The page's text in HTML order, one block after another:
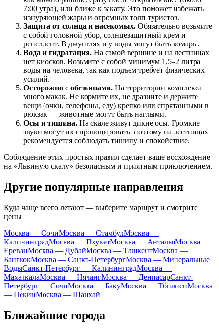
7:00 утра), или ближе к закату. Это поможет избежать
изнуряющей жары и огромных толп туристов.
Защита от солнца и насекомых. Обязательно возьмите
с собой головной убор, солнцезащитный крем и
репеллент. В джунглях и у воды могут быть комары.
Вода и гидратация. На самой вершине и на лестницах
нет киосков. Возьмите с собой минимум 1,5–2 литра
воды на человека, так как подъем требует физических
усилий.
Осторожно с обезьянами. На территории комплекса
много макак. Не кормите их, не дразните и держите
вещи (очки, телефоны, еду) крепко или спрятанными в
рюкзак — животные могут быть наглыми.
Осы и тишина. На скале живут дикие осы. Громкие
звуки могут их спровоцировать, поэтому на лестницах
рекомендуется соблюдать тишину и спокойствие.
Соблюдение этих простых правил сделает ваше восхождение
на «Львиную скалу» безопасным и приятным приключением.
Другие популярные направления
Куда чаще всего летают — выберите маршрут и смотрите
цены
Москва — СочиМосква — СтамбулМосква —
КалининградМосква — ПхукетМосква — АнтальяМосква —
ЕреванМосква — ДубайМосква — ТашкентМосква —
БангкокМосква — Санкт-ПетербургМосква — Минеральные
ВодыСанкт-Петербург — КалининградМосква —
МахачкалаМосква — НячангМосква — ДенпасарСанкт-
Петербург — СочиМосква — БакуМосква — ТбилисиМосква
— ПекинМосква — Шанхай
Ближайшие города